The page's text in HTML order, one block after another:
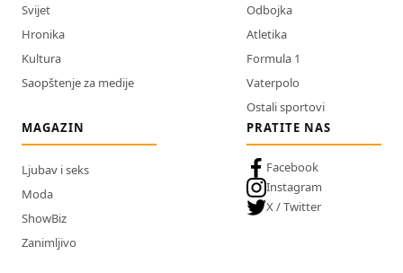
Svijet
Hronika
Kultura
Saopštenje za medije
Odbojka
Atletika
Formula 1
Vaterpolo
Ostali sportovi
MAGAZIN
Ljubav i seks
Moda
ShowBiz
Zanimljivo
PRATITE NAS
Facebook
Instagram
X / Twitter